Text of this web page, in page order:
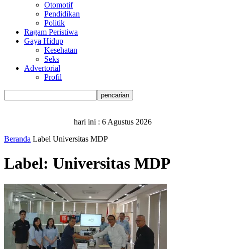
Otomotif
Pendidikan
Politik
Ragam Peristiwa
Gaya Hidup
Kesehatan
Seks
Advertorial
Profil
hari ini : 6 Agustus 2026
Beranda Label Universitas MDP
Label: Universitas MDP